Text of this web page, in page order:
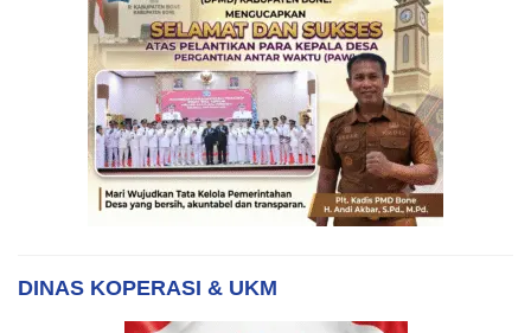
DINAS KOPERASI & UKM